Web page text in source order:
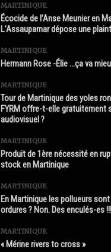
MARTINIQUE
Écocide de l’Anse Meunier en
L’Assaupamar dépose une
MARTINIQUE
Hermann Rose -Élie …ça va
MARTINIQUE
Tour de Martinique des yoles
FYRM offre-t-elle gratuitement
audiovisuel ?
MARTINIQUE
Produit de 1ère nécessité en
stock en Martinique
MARTINIQUE
En Martinique les pollueurs
ordures ? Non. Des enculés-es !!!
MARTINIQUE
« Mérine rivers to cross »